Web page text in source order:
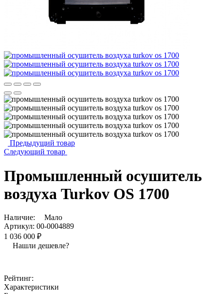
Предыдущий товар
Следующий товар
Промышленный осушитель
воздуха Turkov OS 1700
Наличие:
Мало
Артикул: 00-0004889
1 036 000 ₽
Нашли дешевле?
Рейтинг:
Характеристики